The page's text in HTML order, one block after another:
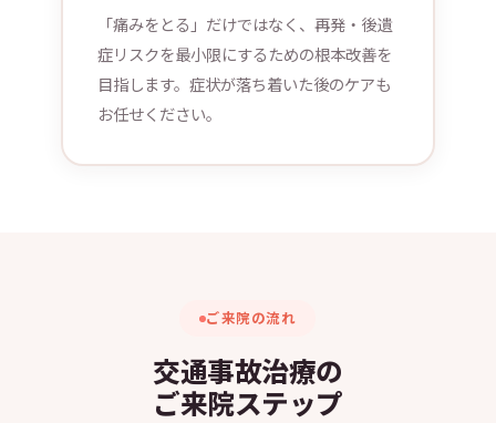
「痛みをとる」だけではなく、再発・後遺
症リスクを最小限にするための根本改善を
目指します。症状が落ち着いた後のケアも
お任せください。
ご来院の流れ
交通事故治療の
ご来院ステップ